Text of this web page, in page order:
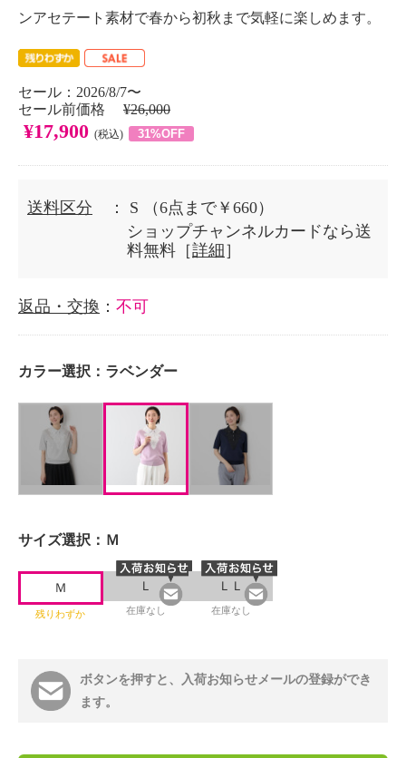
ンアセテート素材で春から初秋まで気軽に楽しめます。
セール：2026/8/7〜
セール前価格 ¥26,000
¥17,900 (税込) 31%OFF
送料区分 ： S
（6点まで￥660）
ショップチャンネルカードなら送
料無料［詳細 ］
返品・交換 ： 不可
カラー選択： ラベンダー
サイズ選択： Ｍ
Ｍ
残りわずか
Ｌ
在庫なし
ＬＬ
在庫なし
ボタンを押すと、入荷お知らせメールの登録ができ
ます。